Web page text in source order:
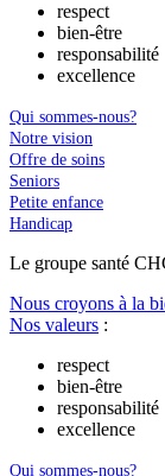
respect
bien-être
responsabilité
excellence
Qui sommes-nous?
Notre vision
Offre de soins
Seniors
Petite enfance
Handicap
Le groupe santé
Nous croyons à la
Nos valeurs :
respect
bien-être
responsabilité
excellence
Qui sommes-nous?